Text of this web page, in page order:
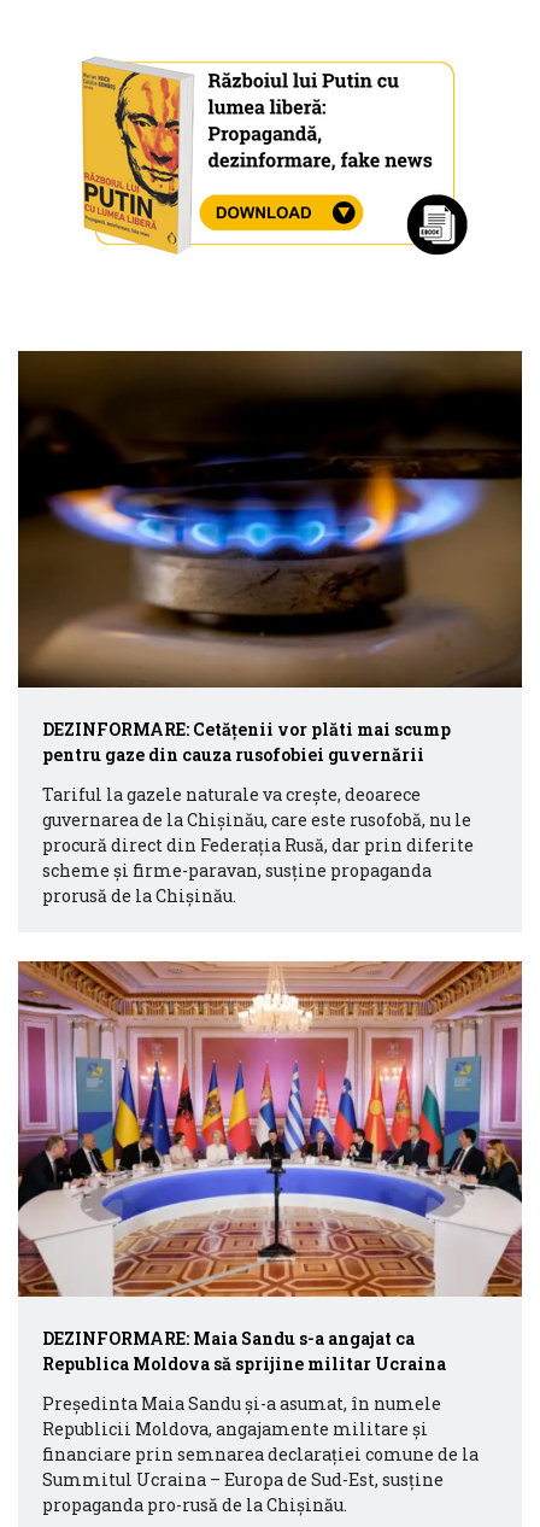
DEZINFORMARE: Cetățenii vor plăti mai scump
pentru gaze din cauza rusofobiei guvernării
Tariful la gazele naturale va crește, deoarece
guvernarea de la Chișinău, care este rusofobă, nu le
procură direct din Federația Rusă, dar prin diferite
scheme și firme-paravan, susține propaganda
prorusă de la Chișinău.
DEZINFORMARE: Maia Sandu s-a angajat ca
Republica Moldova să sprijine militar Ucraina
Președinta Maia Sandu și-a asumat, în numele
Republicii Moldova, angajamente militare și
financiare prin semnarea declarației comune de la
Summitul Ucraina – Europa de Sud-Est, susține
propaganda pro-rusă de la Chișinău.